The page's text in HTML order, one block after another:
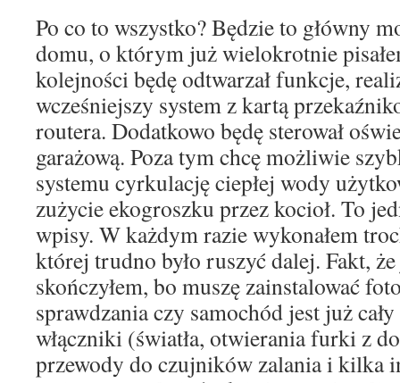
Po co to wszystko? Będzie to główny
domu, o którym już wielokrotnie
kolejności będę odtwarzał funkcje,
wcześniejszy system z kartą
routera. Dodatkowo będę sterował
garażową. Poza tym chcę możliwie
systemu cyrkulację ciepłej wody
zużycie ekogroszku przez kocioł. To
wpisy. W każdym razie wykonałem
której trudno było ruszyć dalej. Fakt,
skończyłem, bo muszę zainstalować
sprawdzania czy samochód jest już
włączniki (światła, otwierania furki z
przewody do czujników zalania i kilka